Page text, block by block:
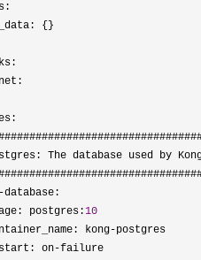
{}
net:
The database used by
-database:
postgres:
10
kong
-postgres
on
-failure